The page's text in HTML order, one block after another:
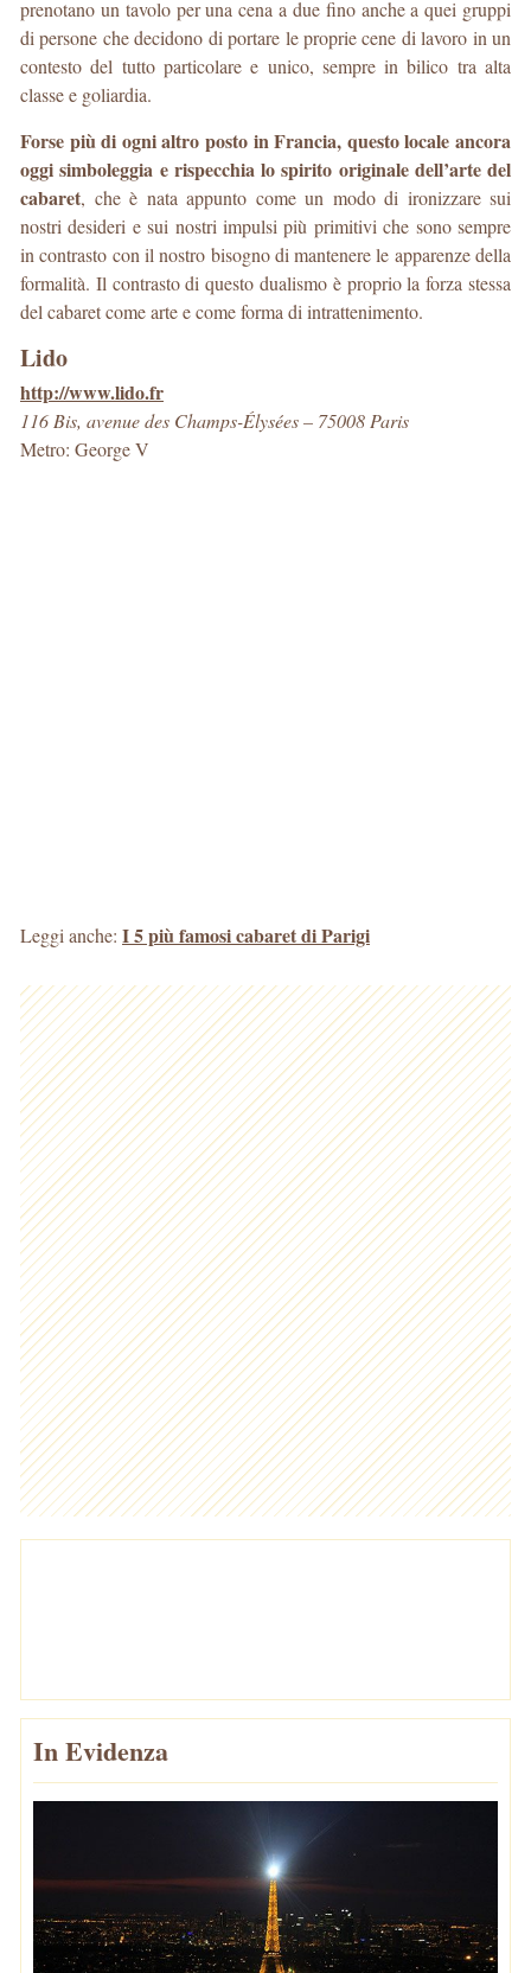
prenotano un tavolo per una cena a due fino anche a quei gruppi
di persone che decidono di portare le proprie cene di lavoro in un
contesto del tutto particolare e unico, sempre in bilico tra alta
classe e goliardia.
Forse più di ogni altro posto in Francia, questo locale ancora
oggi simboleggia e rispecchia lo spirito originale dell’arte del
cabaret, che è nata appunto come un modo di ironizzare sui
nostri desideri e sui nostri impulsi più primitivi che sono sempre
in contrasto con il nostro bisogno di mantenere le apparenze della
formalità. Il contrasto di questo dualismo è proprio la forza stessa
del cabaret come arte e come forma di intrattenimento.
Lido
http://www.lido.fr
116 Bis, avenue des Champs-Élysées – 75008 Paris
Metro: George V
Leggi anche: I 5 più famosi cabaret di Parigi
In Evidenza